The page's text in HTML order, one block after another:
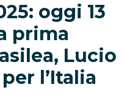
oggi 13
prima
Lucio
l’Italia